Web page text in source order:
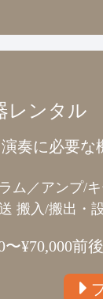
レンタル
奏に必要な
ラム／アンプ/
搬入/搬出・
〜¥70,000前後